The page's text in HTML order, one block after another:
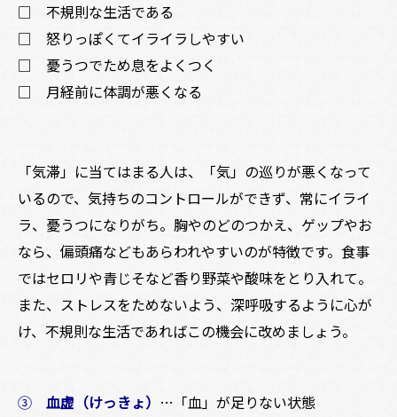
□ 不規則な生活である
□ 怒りっぽくてイライラしやすい
□ 憂うつでため息をよくつく
□ 月経前に体調が悪くなる
「気滞」に当てはまる人は、「気」の巡りが悪くなって
いるので、気持ちのコントロールができず、常にイライ
ラ、憂うつになりがち。胸やのどのつかえ、ゲップやお
なら、偏頭痛などもあらわれやすいのが特徴です。食事
ではセロリや青じそなど香り野菜や酸味をとり入れて。
また、ストレスをためないよう、深呼吸するように心が
け、不規則な生活であればこの機会に改めましょう。
③ 血虚（けっきょ） …「血」が足りない状態